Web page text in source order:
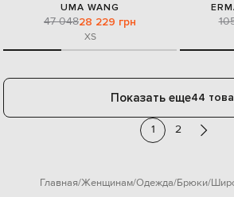
UMA WANG
47 04828 229 грн
XS
Показать еще44
1 2
Главная Женщинам Одежда Брюки